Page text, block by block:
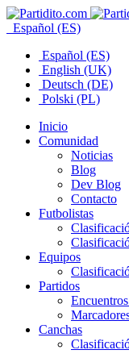
Español (ES)
Español (ES)
English (UK)
Deutsch (DE)
Polski (PL)
Inicio
Comunidad
Noticias
Blog
Dev Blog
Contacto
Futbolistas
Equipos
Partidos
Canchas